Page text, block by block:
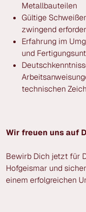
Metallbauteilen
Gültige
zwingend
Erfahrung im
und
technischen
Wir freuen uns auf
Bewirb Dich jetzt für
Hofgeismar und
einem erfolgreichen